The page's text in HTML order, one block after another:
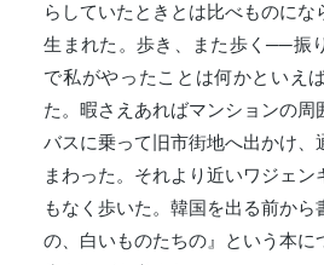
らしていたときとは比べものにな
生まれた。歩き、また歩く──振
で私がやったことは何かといえ
た。暇さえあればマンションの周
バスに乗って旧市街地へ出かけ、
まわった。それより近いワジェン
もなく歩いた。韓国を出る前から
の、白いものたちの』という本に